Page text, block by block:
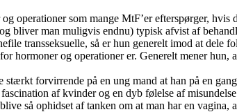
som mange MtF’er efterspørger, hvis
bliver man muligvis endnu) typisk afvist af
transseksuelle, så er hun generelt imod at dele
og operationer er. Generelt mener hun,
forvirrende på en ung mand at han på en
af kvinder og en dyb følelse af
så ophidset af tanken om at man har en vagina,